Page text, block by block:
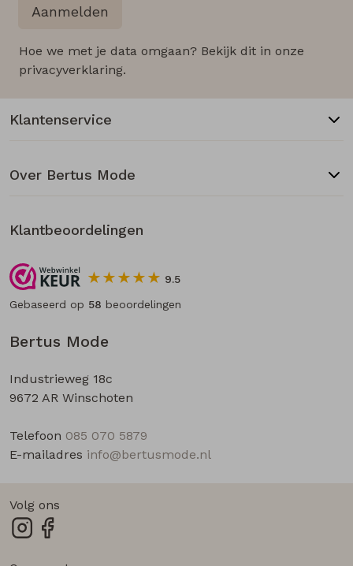
Aanmelden
Hoe we met je data omgaan? Bekijk dit in onze
privacyverklaring.
Bertus Mode
Industrieweg 18c
9672 AR Winschoten
Telefoon 085 070 5879
E-mailadres info@bertusmode.nl
Klantenservice
Over Bertus Mode
Klantbeoordelingen
9.5
Gebaseerd op 58 beoordelingen
Volg ons